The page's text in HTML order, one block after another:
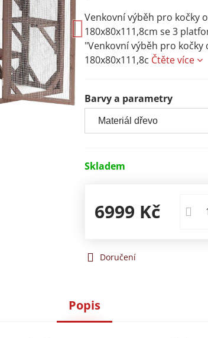
Venkovní výběh pro kočky
180x80x111,8cm se 3
"Venkovní výběh pro
180x80x111,8c Čtěte více
Barvy a parametry
Skladem
6999 Kč
Doručení
Popis